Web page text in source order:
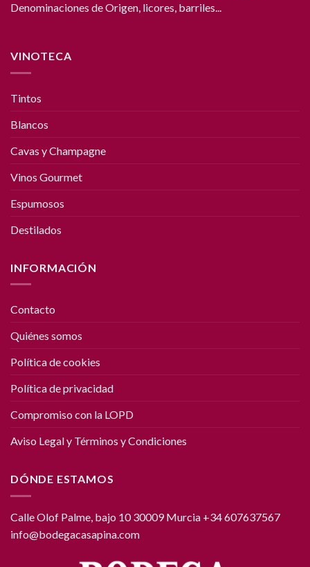
Denominaciones de Origen, licores, barriles...
VINOTECA
Tintos
Blancos
Cavas y Champagne
Vinos Gourmet
Espumosos
Destilados
INFORMACIÓN
Contacto
Quiénes somos
Política de cookies
Política de privacidad
Compromiso con la LOPD
Aviso Legal y Términos y Condiciones
DÓNDE ESTAMOS
Calle Olof Palme, bajo 10 30009 Murcia +34 607637567
info@bodegacasapina.com